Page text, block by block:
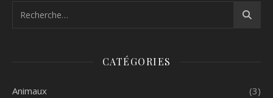
CATÉGORIES
Animaux (3)